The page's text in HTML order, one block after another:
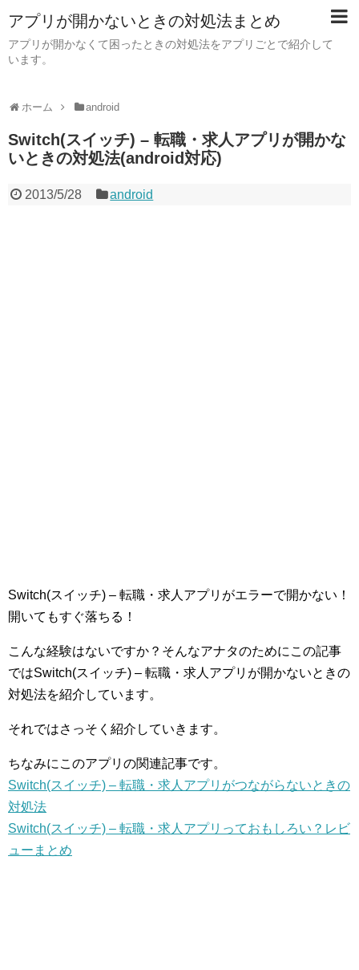
アプリが開かないときの対処法まとめ
アプリが開かなくて困ったときの対処法をアプリごとで紹介して
います。
ホーム android
Switch(スイッチ) – 転職・求人アプリが開かな
いときの対処法(android対応)
2013/5/28 android
Switch(スイッチ) – 転職・求人アプリがエラーで開かない！
開いてもすぐ落ちる！
こんな経験はないですか？そんなアナタのためにこの記事
ではSwitch(スイッチ) – 転職・求人アプリが開かないときの
対処法を紹介しています。
それではさっそく紹介していきます。
ちなみにこのアプリの関連記事です。
Switch(スイッチ) – 転職・求人アプリがつながらないときの
対処法
Switch(スイッチ) – 転職・求人アプリっておもしろい？レビ
ューまとめ